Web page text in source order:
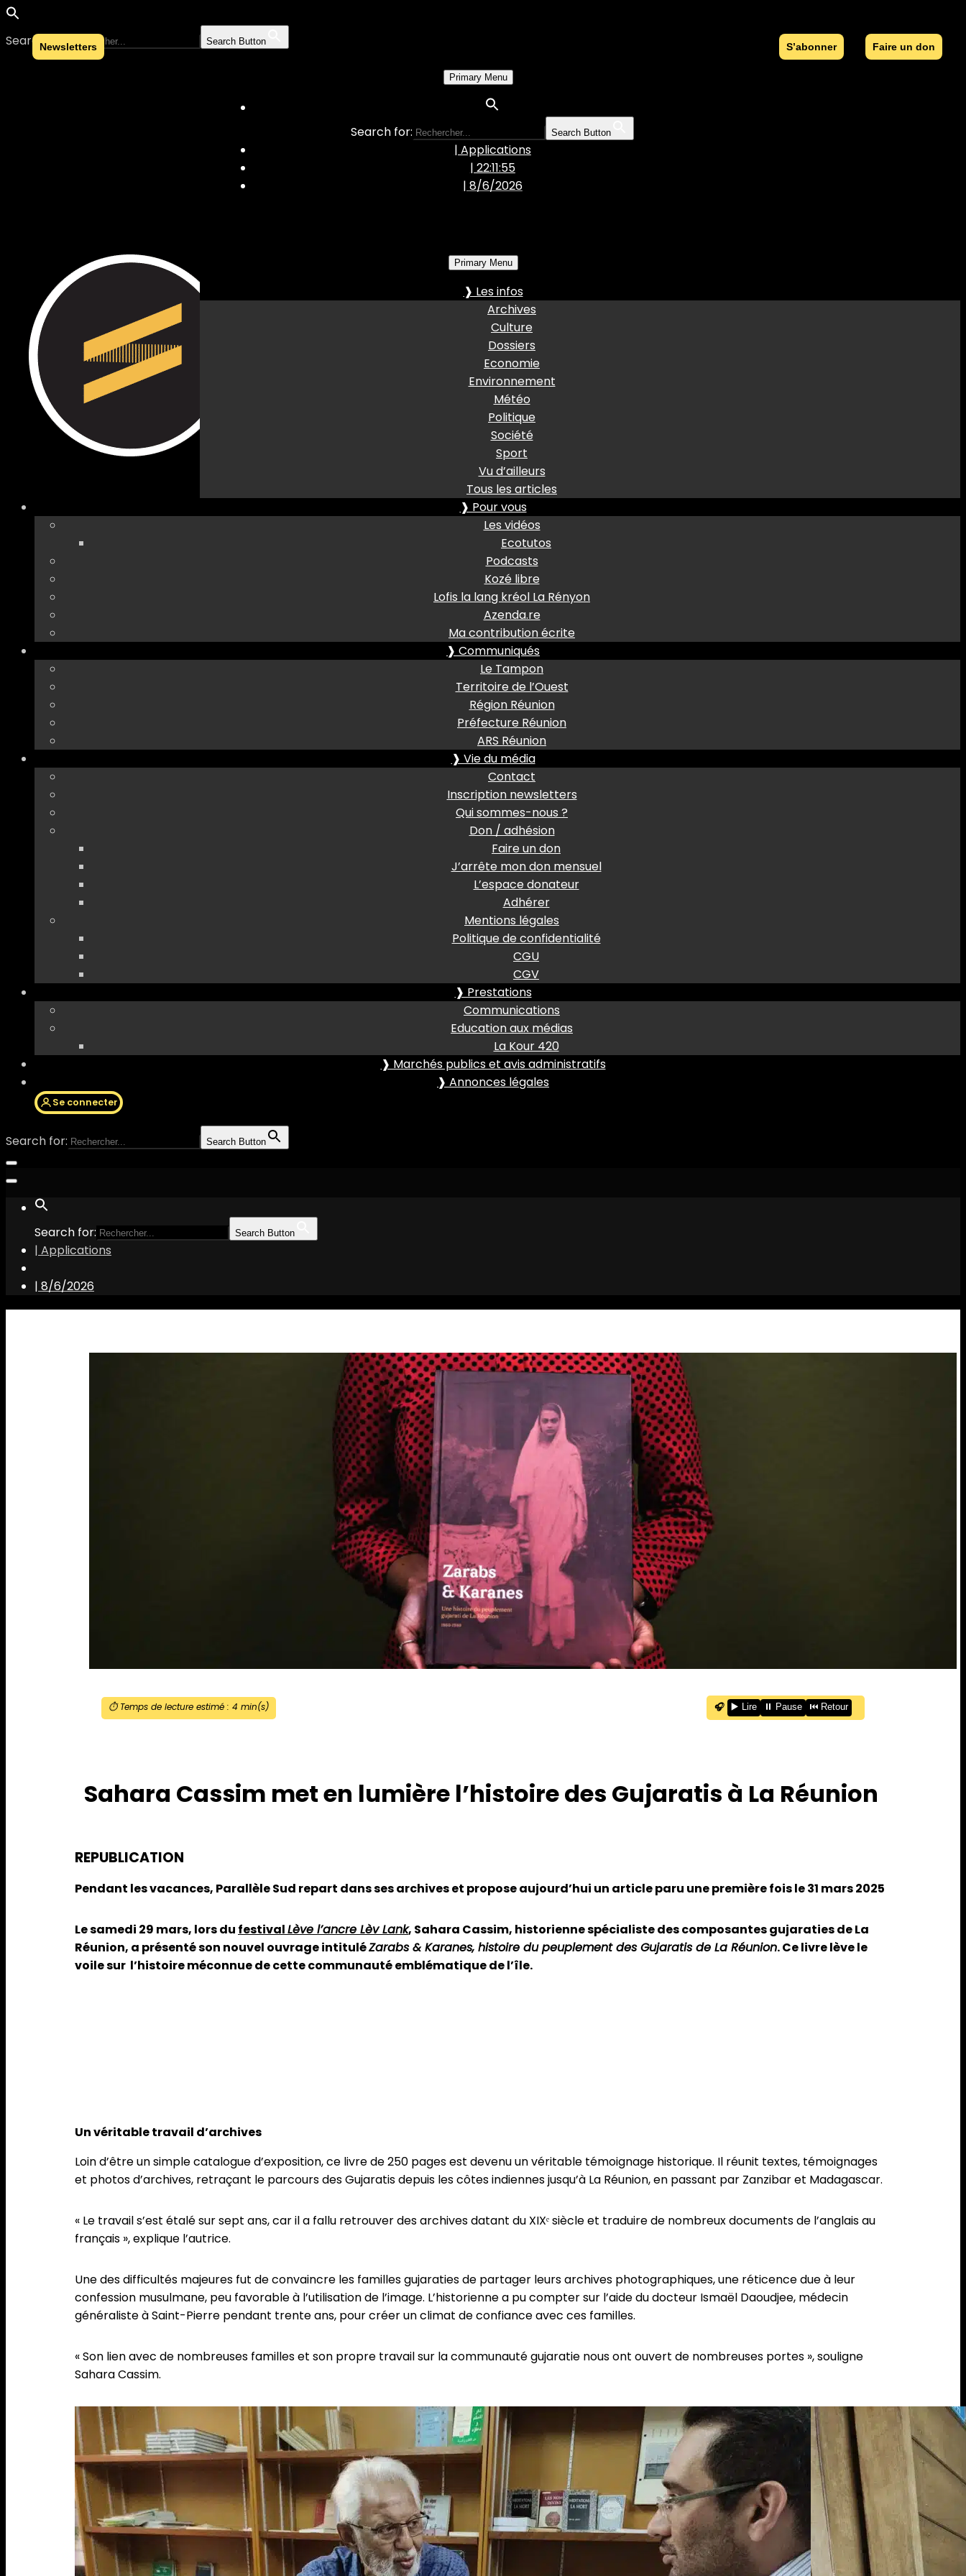
Search for: Search Button
Skip to content
Primary Menu
Search for: Search Button
| Applications
| 22:11:57
| 8/6/2026
Primary Menu
❱ Les infos
Archives
Culture
Dossiers
Economie
Environnement
Météo
Politique
Société
Sport
Vu d’ailleurs
Tous les articles
❱ Pour vous
Les vidéos
Ecotutos
Podcasts
Kozé libre
Lofis la lang kréol La Rényon
Azenda.re
Ma contribution écrite
❱ Communiqués
Le Tampon
Territoire de l’Ouest
Région Réunion
Préfecture Réunion
ARS Réunion
❱ Vie du média
Contact
Inscription newsletters
Qui sommes-nous ?
Don / adhésion
Faire un don
J’arrête mon don mensuel
L’espace donateur
Adhérer
Mentions légales
Politique de confidentialité
CGU
CGV
❱ Prestations
Communications
Education aux médias
La Kour 420
❱ Marchés publics et avis administratifs
❱ Annonces légales
Se connecter
Search for: Search Button
Search for: Search Button
| Applications
| 8/6/2026
⏱️ Temps de lecture estimé : 4 min(s) 🎧 ▶️ Lire ⏸️ Pause ⏮️ Retour
Sahara Cassim met en lumière l’histoire des Gujaratis à La Réunion
REPUBLICATION
Pendant les vacances, Parallèle Sud repart dans ses archives et propose aujourd’hui un article paru une première fois le 31 mars 2025
Le samedi 29 mars, lors du festivalLève l’ancre Lèv Lank, Sahara Cassim, historienne spécialiste des composantes gujaraties de La
Réunion, a présenté son nouvel ouvrage intituléZarabs & Karanes, histoire du peuplement des Gujaratis de La Réunion. Ce livre lève le
voile sur l’histoire méconnue de cette communauté emblématique de l’île.
Un véritable travail d’archives
Loin d’être un simple catalogue d’exposition, ce livre de 250 pages est devenu un véritable témoignage historique. Il réunit textes, témoignages
et photos d’archives, retraçant le parcours des Gujaratis depuis les côtes indiennes jusqu’à La Réunion, en passant par Zanzibar et Madagascar.
« Le travail s’est étalé sur sept ans, car il a fallu retrouver des archives datant du XIXᵉ siècle et traduire de nombreux documents de l’anglais au
français », explique l’autrice.
Une des difficultés majeures fut de convaincre les familles gujaraties de partager leurs archives photographiques, une réticence due à leur
confession musulmane, peu favorable à l’utilisation de l’image. L’historienne a pu compter sur l’aide du docteur Ismaël Daoudjee, médecin
généraliste à Saint-Pierre pendant trente ans, pour créer un climat de confiance avec ces familles.
« Son lien avec de nombreuses familles et son propre travail sur la communauté gujaratie nous ont ouvert de nombreuses portes », souligne
Sahara Cassim.
S’abonner Faire un don
Newsletters